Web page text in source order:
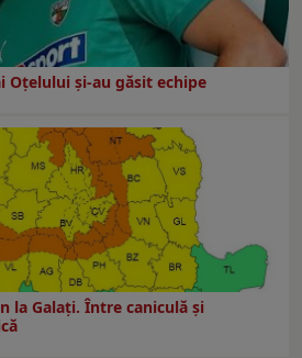
și-au găsit echipe
la Galaţi. Între caniculă şi